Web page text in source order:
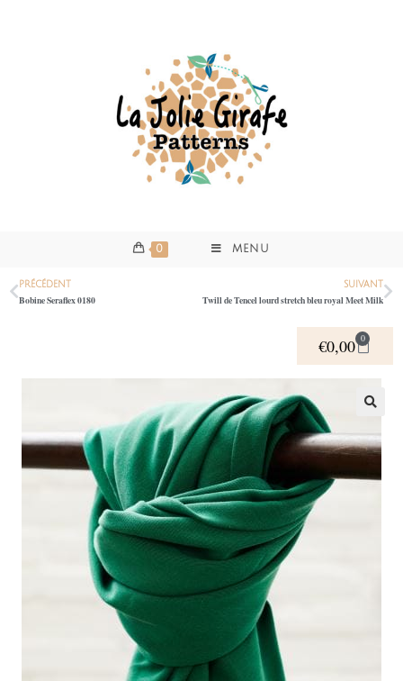
0 MENU
PRÉCÉDENT
Bobine Seraflex 0180
SUIVANT
Twill de Tencel lourd stretch bleu royal Meet Milk
€0,00 0